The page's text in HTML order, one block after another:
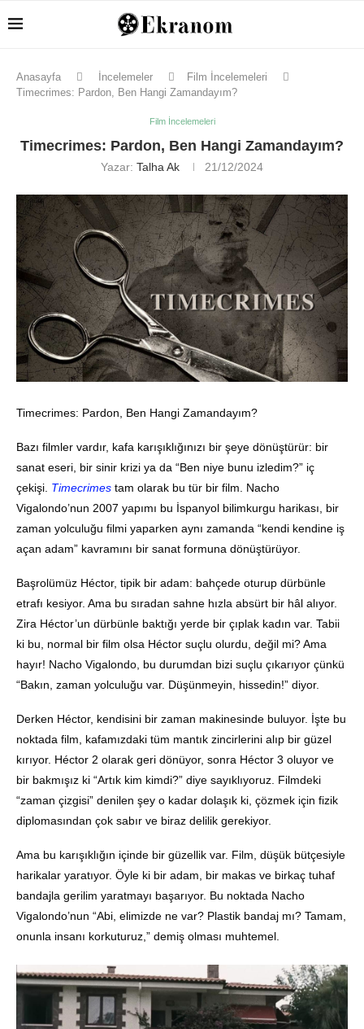
Anasayfa İncelemeler
Film İncelemeleri
Timecrimes: Pardon, Ben Hangi Zamandayım?
Film İncelemeleri
Timecrimes: Pardon, Ben Hangi Zamandayım?
Yazar: Talha Ak 21/12/2024
Timecrimes: Pardon, Ben Hangi Zamandayım?
Bazı filmler vardır, kafa karışıklığınızı bir şeye dönüştürür: bir
sanat eseri, bir sinir krizi ya da “Ben niye bunu izledim?” iç
çekişi. Timecrimes tam olarak bu tür bir film. Nacho
Vigalondo’nun 2007 yapımı bu İspanyol bilimkurgu harikası, bir
zaman yolculuğu filmi yaparken aynı zamanda “kendi kendine iş
açan adam” kavramını bir sanat formuna dönüştürüyor.
Başrolümüz Héctor, tipik bir adam: bahçede oturup dürbünle
etrafı kesiyor. Ama bu sıradan sahne hızla absürt bir hâl alıyor.
Zira Héctor’un dürbünle baktığı yerde bir çıplak kadın var. Tabii
ki bu, normal bir film olsa Héctor suçlu olurdu, değil mi? Ama
hayır! Nacho Vigalondo, bu durumdan bizi suçlu çıkarıyor çünkü
“Bakın, zaman yolculuğu var. Düşünmeyin, hissedin!” diyor.
Derken Héctor, kendisini bir zaman makinesinde buluyor. İşte bu
noktada film, kafamızdaki tüm mantık zincirlerini alıp bir güzel
kırıyor. Héctor 2 olarak geri dönüyor, sonra Héctor 3 oluyor ve
bir bakmışız ki “Artık kim kimdi?” diye sayıklıyoruz. Filmdeki
“zaman çizgisi” denilen şey o kadar dolaşık ki, çözmek için fizik
diplomasından çok sabır ve biraz delilik gerekiyor.
Ama bu karışıklığın içinde bir güzellik var. Film, düşük bütçesiyle
harikalar yaratıyor. Öyle ki bir adam, bir makas ve birkaç tuhaf
bandajla gerilim yaratmayı başarıyor. Bu noktada Nacho
Vigalondo’nun “Abi, elimizde ne var? Plastik bandaj mı? Tamam,
onunla insanı korkuturuz,” demiş olması muhtemel.